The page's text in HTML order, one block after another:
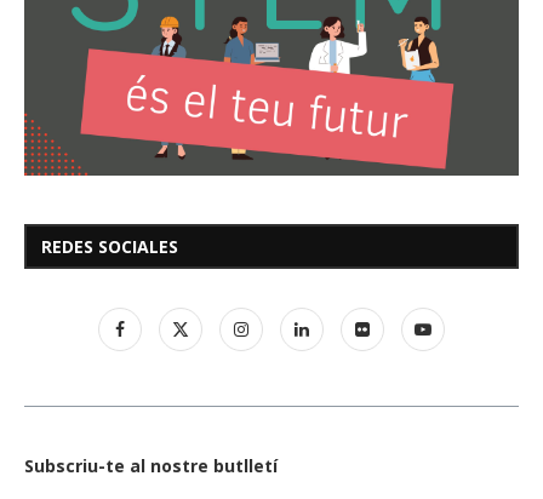
REDES SOCIALES
Subscriu-te al nostre butlletí